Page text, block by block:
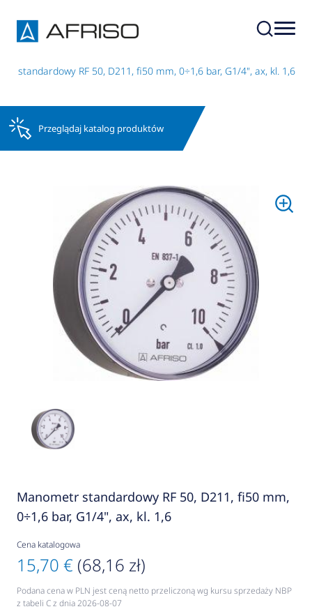
standardowy RF 50, D211, fi50 mm, 0÷1,6 bar, G1/4", ax, kl. 1,6
Przeglądaj katalog produktów
Manometr standardowy RF 50, D211, fi50 mm,
0÷1,6 bar, G1/4", ax, kl. 1,6
Cena katalogowa
15,70 € (68,16 zł)
Podana cena w PLN jest ceną netto przeliczoną wg kursu sprzedaży NBP
z tabeli C z dnia 2026-08-07